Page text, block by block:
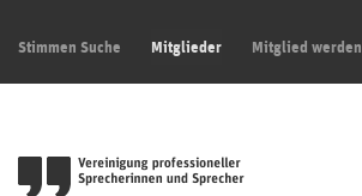
Stimmen Suche Mitglieder Mitglied werden